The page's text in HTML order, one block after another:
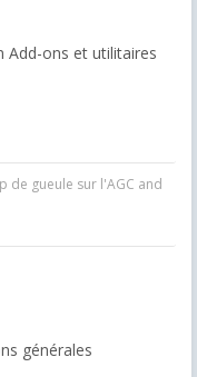
Add-ons et utilitaires
de gueule sur l'AGC and
générales